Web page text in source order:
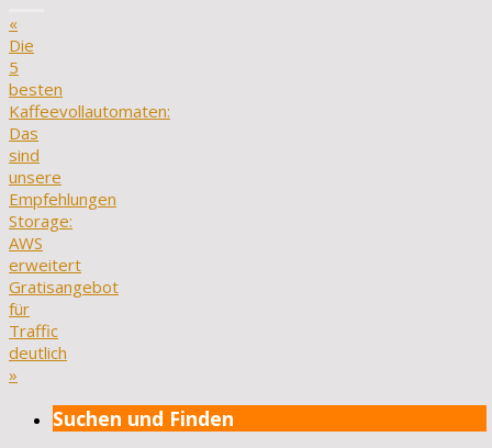
«
Die
5
besten
Kaffeevollautomaten:
Das
sind
unsere
Empfehlungen
Storage:
AWS
erweitert
Gratisangebot
für
Traffic
deutlich
»
Suchen und Finden